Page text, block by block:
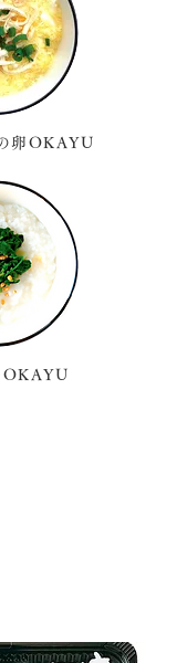
卵OKAYU
OKAYU